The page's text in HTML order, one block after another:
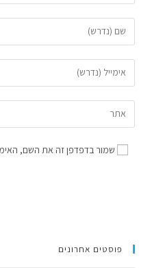
שמור בדפדפן זה את השם,
פוסטים אחרונים